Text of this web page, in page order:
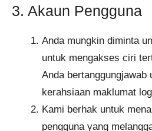
3. Akaun Pengguna
Anda mungkin diminta
untuk mengakses ciri
Anda bertanggungjawab
kerahsiaan maklumat
Kami berhak untuk
pengguna yang